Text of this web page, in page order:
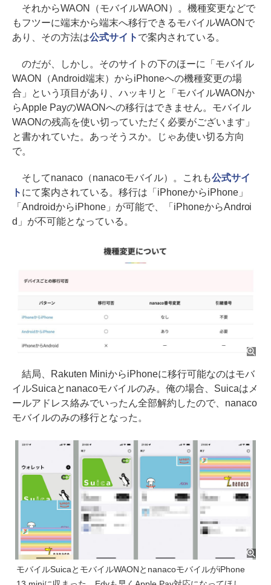
それからWAON（モバイルWAON）。機種変更などで
もフツーに端末から端末へ移行できるモバイルWAONで
あり、その方法は公式サイト で案内されている。
のだが、しかし。そのサイトの下のほーに「モバイル
WAON（Android端末）からiPhoneへの機種変更の場
合」という項目があり、ハッキリと「モバイルWAONか
らApple PayのWAONへの移行はできません。モバイル
WAONの残高を使い切っていただく必要がございます」
と書かれていた。あっそうスか。じゃあ使い切る方向
で。
そしてnanaco（nanacoモバイル）。これも公式サイ
ト にて案内されている。移行は「iPhoneからiPhone」
「AndroidからiPhone」が可能で、「iPhoneからAndroi
d」が不可能となっている。
結局、Rakuten MiniからiPhoneに移行可能なのはモバ
イルSuicaとnanacoモバイルのみ。俺の場合、Suicaはメ
ールアドレス絡みでいったん全部解約したので、nanaco
モバイルのみの移行となった。
モバイルSuicaとモバイルWAONとnanacoモバイルがiPhone